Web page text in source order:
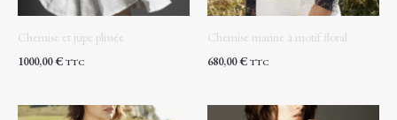
Chemise et jupe plissée
1000,00€ TTC
Chemise marine à motif floral
680,00€ TTC